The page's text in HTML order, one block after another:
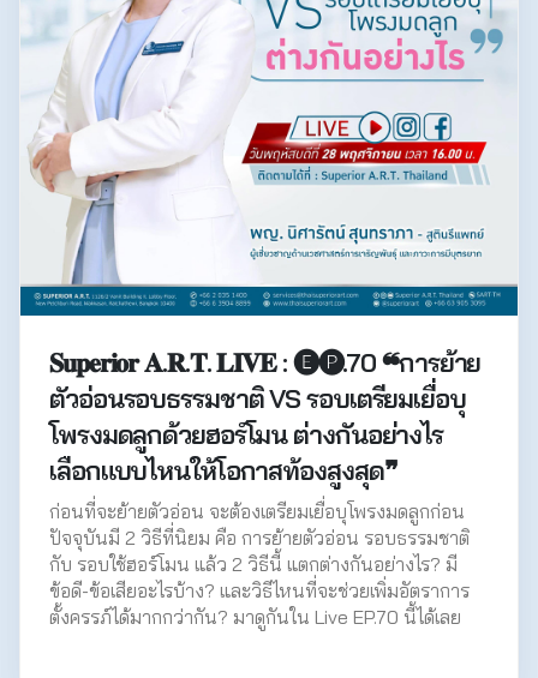
𝐒𝐮𝐩𝐞𝐫𝐢𝐨𝐫 𝐀.𝐑.𝐓. 𝐋𝐈𝐕𝐄 : 🅔🅟.70 ❝การย้าย
ตัวอ่อนรอบธรรมชาติ VS รอบเตรียมเยื่อบุ
โพรงมดลูกด้วยฮอร์โมน ต่างกันอย่างไร
เลือกแบบไหนให้โอกาสท้องสูงสุด❞
ก่อนที่จะย้ายตัวอ่อน จะต้องเตรียมเยื่อบุโพรงมดลูกก่อน
ปัจจุบันมี 2 วิธีที่นิยม คือ การย้ายตัวอ่อน รอบธรรมชาติ
กับ รอบใช้ฮอร์โมน แล้ว 2 วิธีนี้ แตกต่างกันอย่างไร? มี
ข้อดี-ข้อเสียอะไรบ้าง? และวิธีไหนที่จะช่วยเพิ่มอัตราการ
ตั้งครรภ์ได้มากกว่ากัน? มาดูกันใน Live EP.70 นี้ได้เลย